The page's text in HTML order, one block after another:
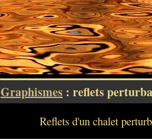
Graphismes : reflets
Reflets d'un chalet